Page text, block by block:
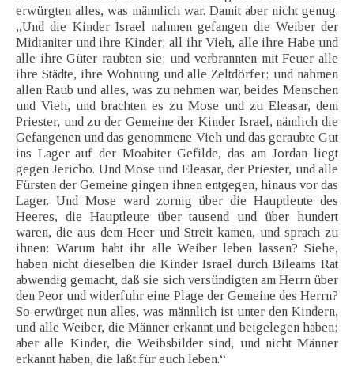
erwürgten alles, was männlich war. Damit aber nicht genug.
„Und die Kinder Israel nahmen gefangen die Weiber der
Midianiter und ihre Kinder; all ihr Vieh, alle ihre Habe und
alle ihre Güter raubten sie; und verbrannten mit Feuer alle
ihre Städte, ihre Wohnung und alle Zeltdörfer; und nahmen
allen Raub und alles, was zu nehmen war, beides Menschen
und Vieh, und brachten es zu Mose und zu Eleasar, dem
Priester, und zu der Gemeine der Kinder Israel, nämlich die
Gefangenen und das genommene Vieh und das geraubte Gut
ins Lager auf der Moabiter Gefilde, das am Jordan liegt
gegen Jericho. Und Mose und Eleasar, der Priester, und alle
Fürsten der Gemeine gingen ihnen entgegen, hinaus vor das
Lager. Und Mose ward zornig über die Hauptleute des
Heeres, die Hauptleute über tausend und über hundert
waren, die aus dem Heer und Streit kamen, und sprach zu
ihnen: Warum habt ihr alle Weiber leben lassen? Siehe,
haben nicht dieselben die Kinder Israel durch Bileams Rat
abwendig gemacht, daß sie sich versündigten am Herrn über
den Peor und widerfuhr eine Plage der Gemeine des Herrn?
So erwürget nun alles, was männlich ist unter den Kindern,
und alle Weiber, die Männer erkannt und beigelegen haben;
aber alle Kinder, die Weibsbilder sind, und nicht Männer
erkannt haben, die laßt für euch leben.“